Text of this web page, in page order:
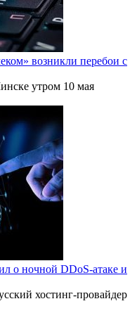
возникли перебои с
утром 10 мая
о ночной DDoS-атаке и
хостинг-провайдер